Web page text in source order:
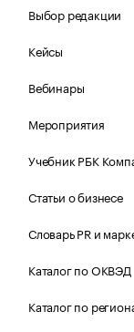
Выбор редакции
Кейсы
Вебинары
Мероприятия
Учебник РБК
Статьи о бизнесе
Словарь PR и
Каталог по ОКВЭД
Каталог по